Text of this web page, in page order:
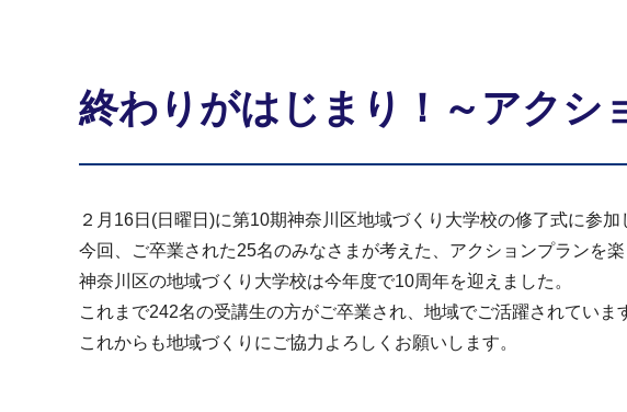
終わりがはじまり！～アクシ
２月16日(日曜日)に第10期神奈川区地域づくり大学校の修了式に参加
今回、ご卒業された25名のみなさまが考えた、アクションプランを
神奈川区の地域づくり大学校は今年度で10周年を迎えました。
これまで242名の受講生の方がご卒業され、地域でご活躍されていま
これからも地域づくりにご協力よろしくお願いします。